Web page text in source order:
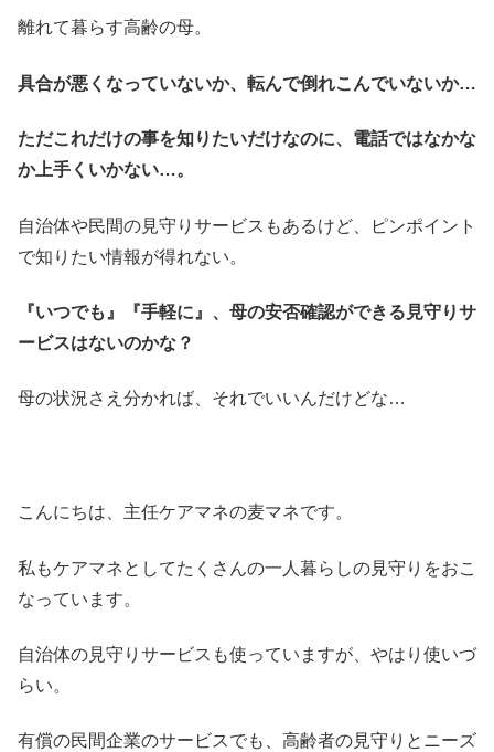
離れて暮らす高齢の母。
具合が悪くなっていないか、転んで倒れこんでいないか…
ただこれだけの事を知りたいだけなのに、電話ではなかな
か上手くいかない…。
自治体や民間の見守りサービスもあるけど、ピンポイント
で知りたい情報が得れない。
『いつでも』『手軽に』、母の安否確認ができる見守りサ
ービスはないのかな？
母の状況さえ分かれば、それでいいんだけどな…
こんにちは、主任ケアマネの麦マネです。
私もケアマネとしてたくさんの一人暮らしの見守りをおこ
なっています。
自治体の見守りサービスも使っていますが、やはり使いづ
らい。
有償の民間企業のサービスでも、高齢者の見守りとニーズ